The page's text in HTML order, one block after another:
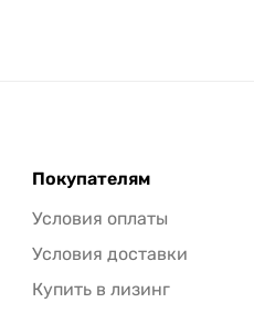
Покупателям
Условия оплаты
Условия доставки
Купить в лизинг